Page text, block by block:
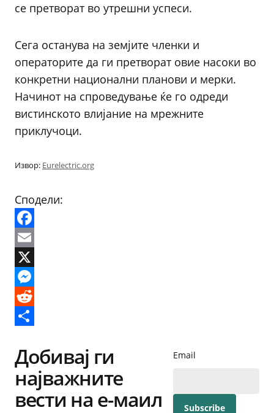
се претворат во утрешни успеси.
Сега останува на земјите членки и
операторите да ги претворат овие насоки во
конкретни национални планови и мерки.
Начинот на спроведување ќе го одреди
вистинското влијание на мрежните
приклучоци.
Извор: Eurelectric.org
Сподели:
Facebook
Email
X
Messenger
Reddit
Добивај ги
најважните
вести на е-маил
Email